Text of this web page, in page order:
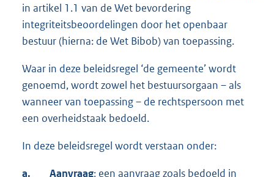
in artikel 1.1 van de Wet bevordering
integriteitsbeoordelingen door het openbaar
bestuur (hierna: de Wet Bibob) van toepassing.
Waar in deze beleidsregel ‘de gemeente’ wordt
genoemd, wordt zowel het bestuursorgaan – als
wanneer van toepassing – de rechtspersoon met
een overheidstaak bedoeld.
In deze beleidsregel wordt verstaan onder:
a. Aanvraag: een aanvraag zoals bedoeld in